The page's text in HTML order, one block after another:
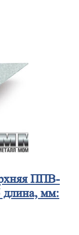
ППВ-
длина, мм: